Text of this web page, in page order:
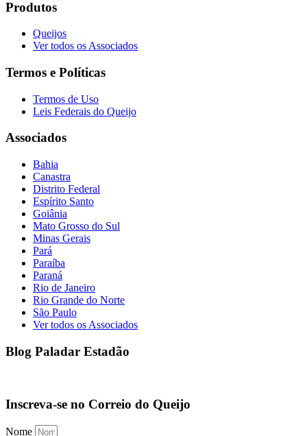
Produtos
Queijos
Ver todos os Associados
Termos e Políticas
Termos de Uso
Leis Federais do Queijo
Associados
Bahia
Canastra
Distrito Federal
Espírito Santo
Goiânia
Mato Grosso do Sul
Minas Gerais
Pará
Paraíba
Paraná
Rio de Janeiro
Rio Grande do Norte
São Paulo
Ver todos os Associados
Blog Paladar Estadão
Inscreva-se no Correio do Queijo
Nome